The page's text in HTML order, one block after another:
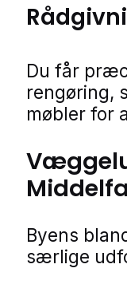
Du får
rengøring,
møbler for
Byens
særlige